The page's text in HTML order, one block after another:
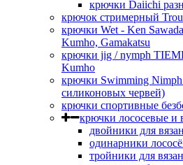
крючки Daiichi
крючок стримерный
крючки Wet - Ken
Kumho, Gamakatsu
крючки jig / nymph
Kumho
крючки Swimming
силиконовых червей)
крючки спортивные
крючки лососевые и
двойники для
одинарники
тройники для